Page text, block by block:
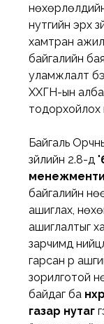
нутгийн эрх
хамтран
байгалийн
уламжлалт
ХХГН-ын
тодорхойлох
Байгаль
зүйлийн 2.8-д "
байгалийн
ашиглах,
ашиглалтыг
зарчимд
гарсан үр
зорилготой
байдаг ба
газар нутаг